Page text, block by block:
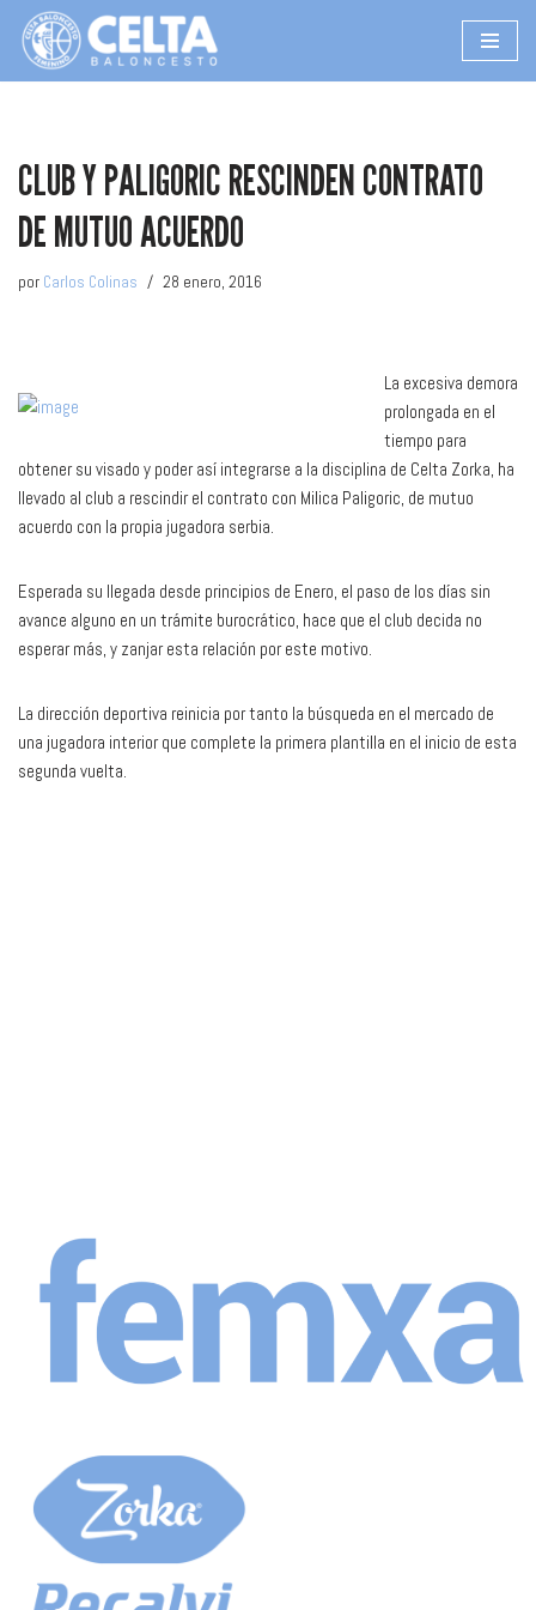
Saltar
CLUB Y PALIGORIC RESCINDEN CONTRATO
DE MUTUO ACUERDO
por Carlos Colinas 28 enero, 2016
La excesiva demora
prolongada en el
tiempo para
obtener su visado y poder así integrarse a la disciplina de Celta Zorka, ha
llevado al club a rescindir el contrato con Milica Paligoric, de mutuo
acuerdo con la propia jugadora serbia.
Esperada su llegada desde principios de Enero, el paso de los días sin
avance alguno en un trámite burocrático, hace que el club decida no
esperar más, y zanjar esta relación por este motivo.
La dirección deportiva reinicia por tanto la búsqueda en el mercado de
una jugadora interior que complete la primera plantilla en el inicio de esta
segunda vuelta.